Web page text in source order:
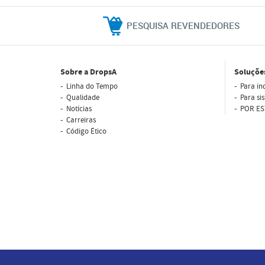
PESQUISA REVENDEDORES
Sobre a DropsA
Linha do Tempo
Qualidade
Notícias
Carreiras
Código Ético
Para
Para
POR